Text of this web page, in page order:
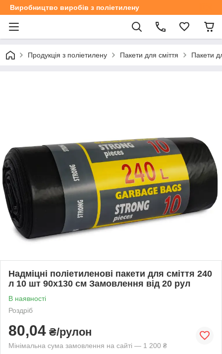
Виробництво виробів з поліетилену
Продукція з поліетилену Пакети для сміття Пакети
Надміцні поліетиленові пакети для сміття 240
л 10 шт 90х130 см Замовлення від 20 рул
В наявності
Роздріб
80,04 ₴/рулон
Мінімальна сума замовлення на сайті — 1 200 ₴